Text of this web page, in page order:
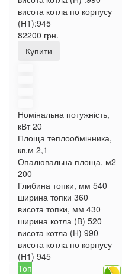
висота котла по корпусу
(Н1):945
82200 грн.
Купити
Номінальна потужність,
кВт 20
Площа теплообмінника,
кв.м 2,1
Опалювальна площа, м2
200
Глибина топки, мм 540
ширина топки 360
висота топки, мм 430
ширина котла (В) 520
висота котла (Н) 990
висота котла по корпусу
(Н1) 945
Топ